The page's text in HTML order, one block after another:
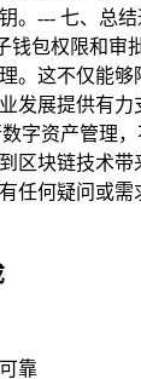
。--- 七、总
钱包权限和审
。这不仅能够
发展提供有
字资产管理
区块链技术
任何疑问或需
靠